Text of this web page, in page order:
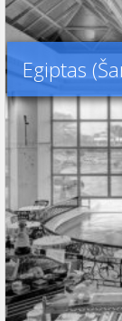
Egiptas